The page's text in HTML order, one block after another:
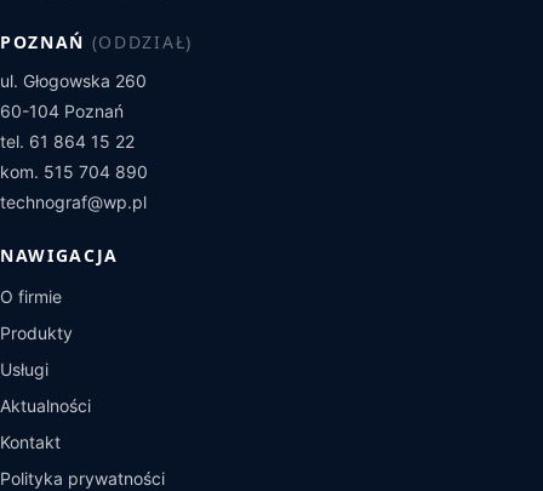
POZNAŃ (ODDZIAŁ)
ul. Głogowska 260
60-104 Poznań
tel. 61 864 15 22
kom. 515 704 890
technograf@wp.pl
NAWIGACJA
O firmie
Produkty
Usługi
Aktualności
Kontakt
Polityka prywatności